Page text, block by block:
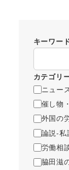
キーワー
カテゴリ
ニュー
催し物
外国の
論説-私
労働相
脇田滋